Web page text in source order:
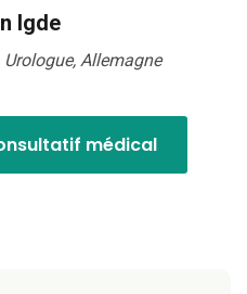
Igde
Allemagne
médical